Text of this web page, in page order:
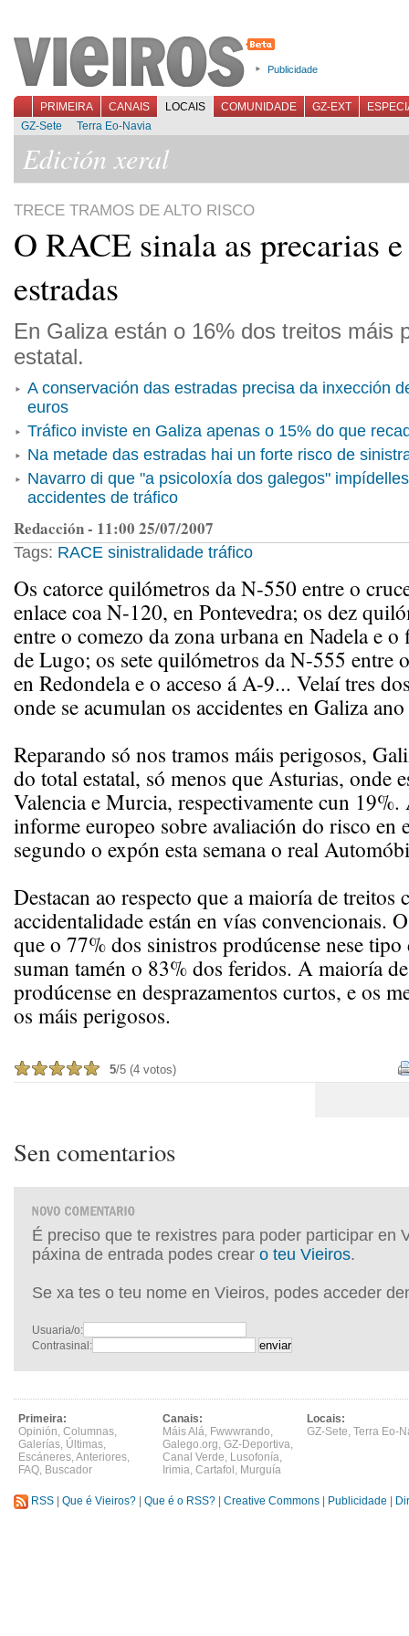
Publicidade
PRIMEIRA CANAIS LOCAIS COMUNIDADE GZ-EXT
GZ-Sete
Terra Eo-Navia
Edición xeral
TRECE TRAMOS DE ALTO RISCO
O RACE sinala as precarias
estradas
En Galiza están o 16% dos treitos máis
estatal.
A conservación das estradas precisa da inxección
euros
Tráfico inviste en Galiza apenas o 15% do que
Na metade das estradas hai un forte risco de
Navarro di que "a psicoloxía dos galegos"
accidentes de tráfico
Redacción - 11:00 25/07/2007
Tags: RACE sinistralidade tráfico
Os catorce quilómetros da N-550 entre o
enlace coa N-120, en Pontevedra; os dez
entre o comezo da zona urbana en Nadela e
de Lugo; os sete quilómetros da N-555 entre
en Redondela e o acceso á A-9... Velaí tres
onde se acumulan os accidentes en Galiza
Reparando só nos tramos máis perigosos,
do total estatal, só menos que Asturias, onde
Valencia e Murcia, respectivamente cun
informe europeo sobre avaliación do risco en
segundo o expón esta semana o real
Destacan ao respecto que a maioría de treitos
accidentalidade están en vías convencionais.
que o 77% dos sinistros prodúcense nese tipo
suman tamén o 83% dos feridos. A maioría
prodúcense en desprazamentos curtos, e os
os máis perigosos.
5/5 (4 votos)
Sen comentarios
É preciso que te rexistres para poder participar en
páxina de entrada podes crear o teu Vieiros.
Se xa tes o teu nome en Vieiros, podes acceder
Usuaria/o:
Contrasinal:
Primeira:
Opinión, Columnas,
Galerías, Últimas,
Escáneres,Anteriores,
FAQ, Buscador
Canais:
Máis Alá, Fwwwrando,
Galego.org, GZ-Deportiva,
Canal Verde, Lusofonía,
Irimia, Cartafol , Murguía
Locais:
GZ-Sete, Terra Eo-
RSS Que é Vieiros? Que é o RSS? Creative Commons Publicidade